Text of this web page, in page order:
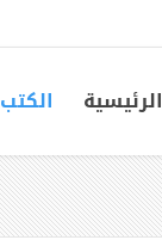
الرئيسية الكتب